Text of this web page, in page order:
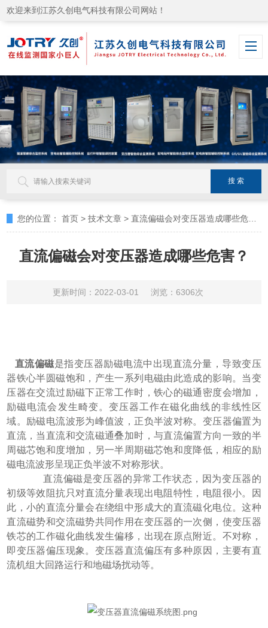
欢迎来到江苏久创电气科技有限公司网站！
您的位置： 首页 >技术文章 >直流偏磁会对变压器造成哪些危害？
直流偏磁会对变压器造成哪些危害？
更新时间：2022-03-01 浏览：6306次
直流偏磁是指变压器励磁电流中出现直流分量，导致变压
器铁心半圆磁饱和，产生一系列电磁由此造成的影响。当变
压器在交流过励磁下正常工作时，铁心的磁通密度会增加，
励磁电流会发生畸变。变压器工作在磁化曲线的非线性区
域。励磁电流波形为峰值波，正负半波对称。变压器偏置为
直流，当直流和交流磁通叠加时，与直流偏置方向一致的半
周磁芯饱和度增加，另一半周期磁芯饱和度降低，相应的励
磁电流波形呈现正负半波不对称形状。
直流偏磁是变压器的异常工作状态，因为变压器的
初级等效阻抗只对直流分量表现出电阻特性，电阻很小。因
此，小的直流分量会在绕组中形成大的直流磁化电位。这种
直流磁势和交流磁势共同作用在变压器的一次侧，使变压器
铁芯的工作磁化曲线发生偏移，出现在原点附近。不对称，
即变压器偏压现象。变压器直流偏压有多种原因，主要有直
流机组大回路运行和地磁场扰动等。